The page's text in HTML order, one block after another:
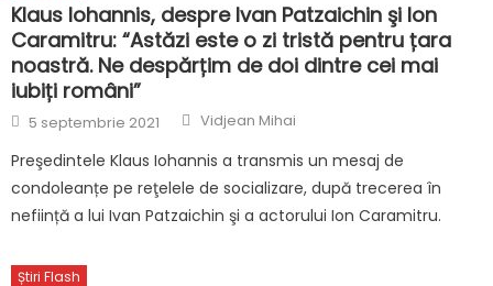
Klaus Iohannis, despre Ivan Patzaichin şi Ion
Caramitru: “Astăzi este o zi tristă pentru țara
noastră. Ne despărțim de doi dintre cei mai
iubiți români”
Posted
on
5 septembrie 2021 Author
Vidjean Mihai
Preşedintele Klaus Iohannis a transmis un mesaj de
condoleanțe pe reţelele de socializare, după trecerea în
neființă a lui Ivan Patzaichin şi a actorului Ion Caramitru.
Știri Flash